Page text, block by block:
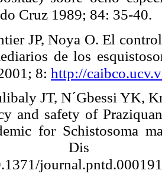
Cruz 1989; 84: 35-40.
JP, Noya O. El
de los
8: http://
JT, N´Gbessi YK,
and safety of
for Schistosoma
Dis